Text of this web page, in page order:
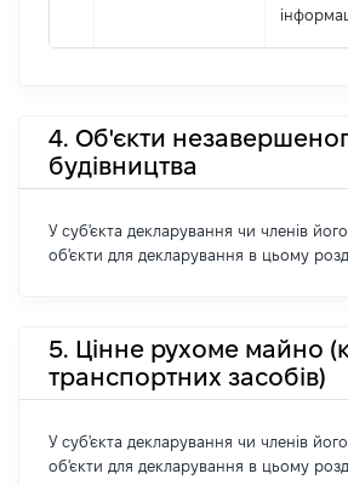
4. Об'єкти
будівництва
У суб'єкта декларування чи членів його
об'єкти для декларування в цьому
5. Цінне рухоме майно
транспортних засобів)
У суб'єкта декларування чи членів його
об'єкти для декларування в цьому